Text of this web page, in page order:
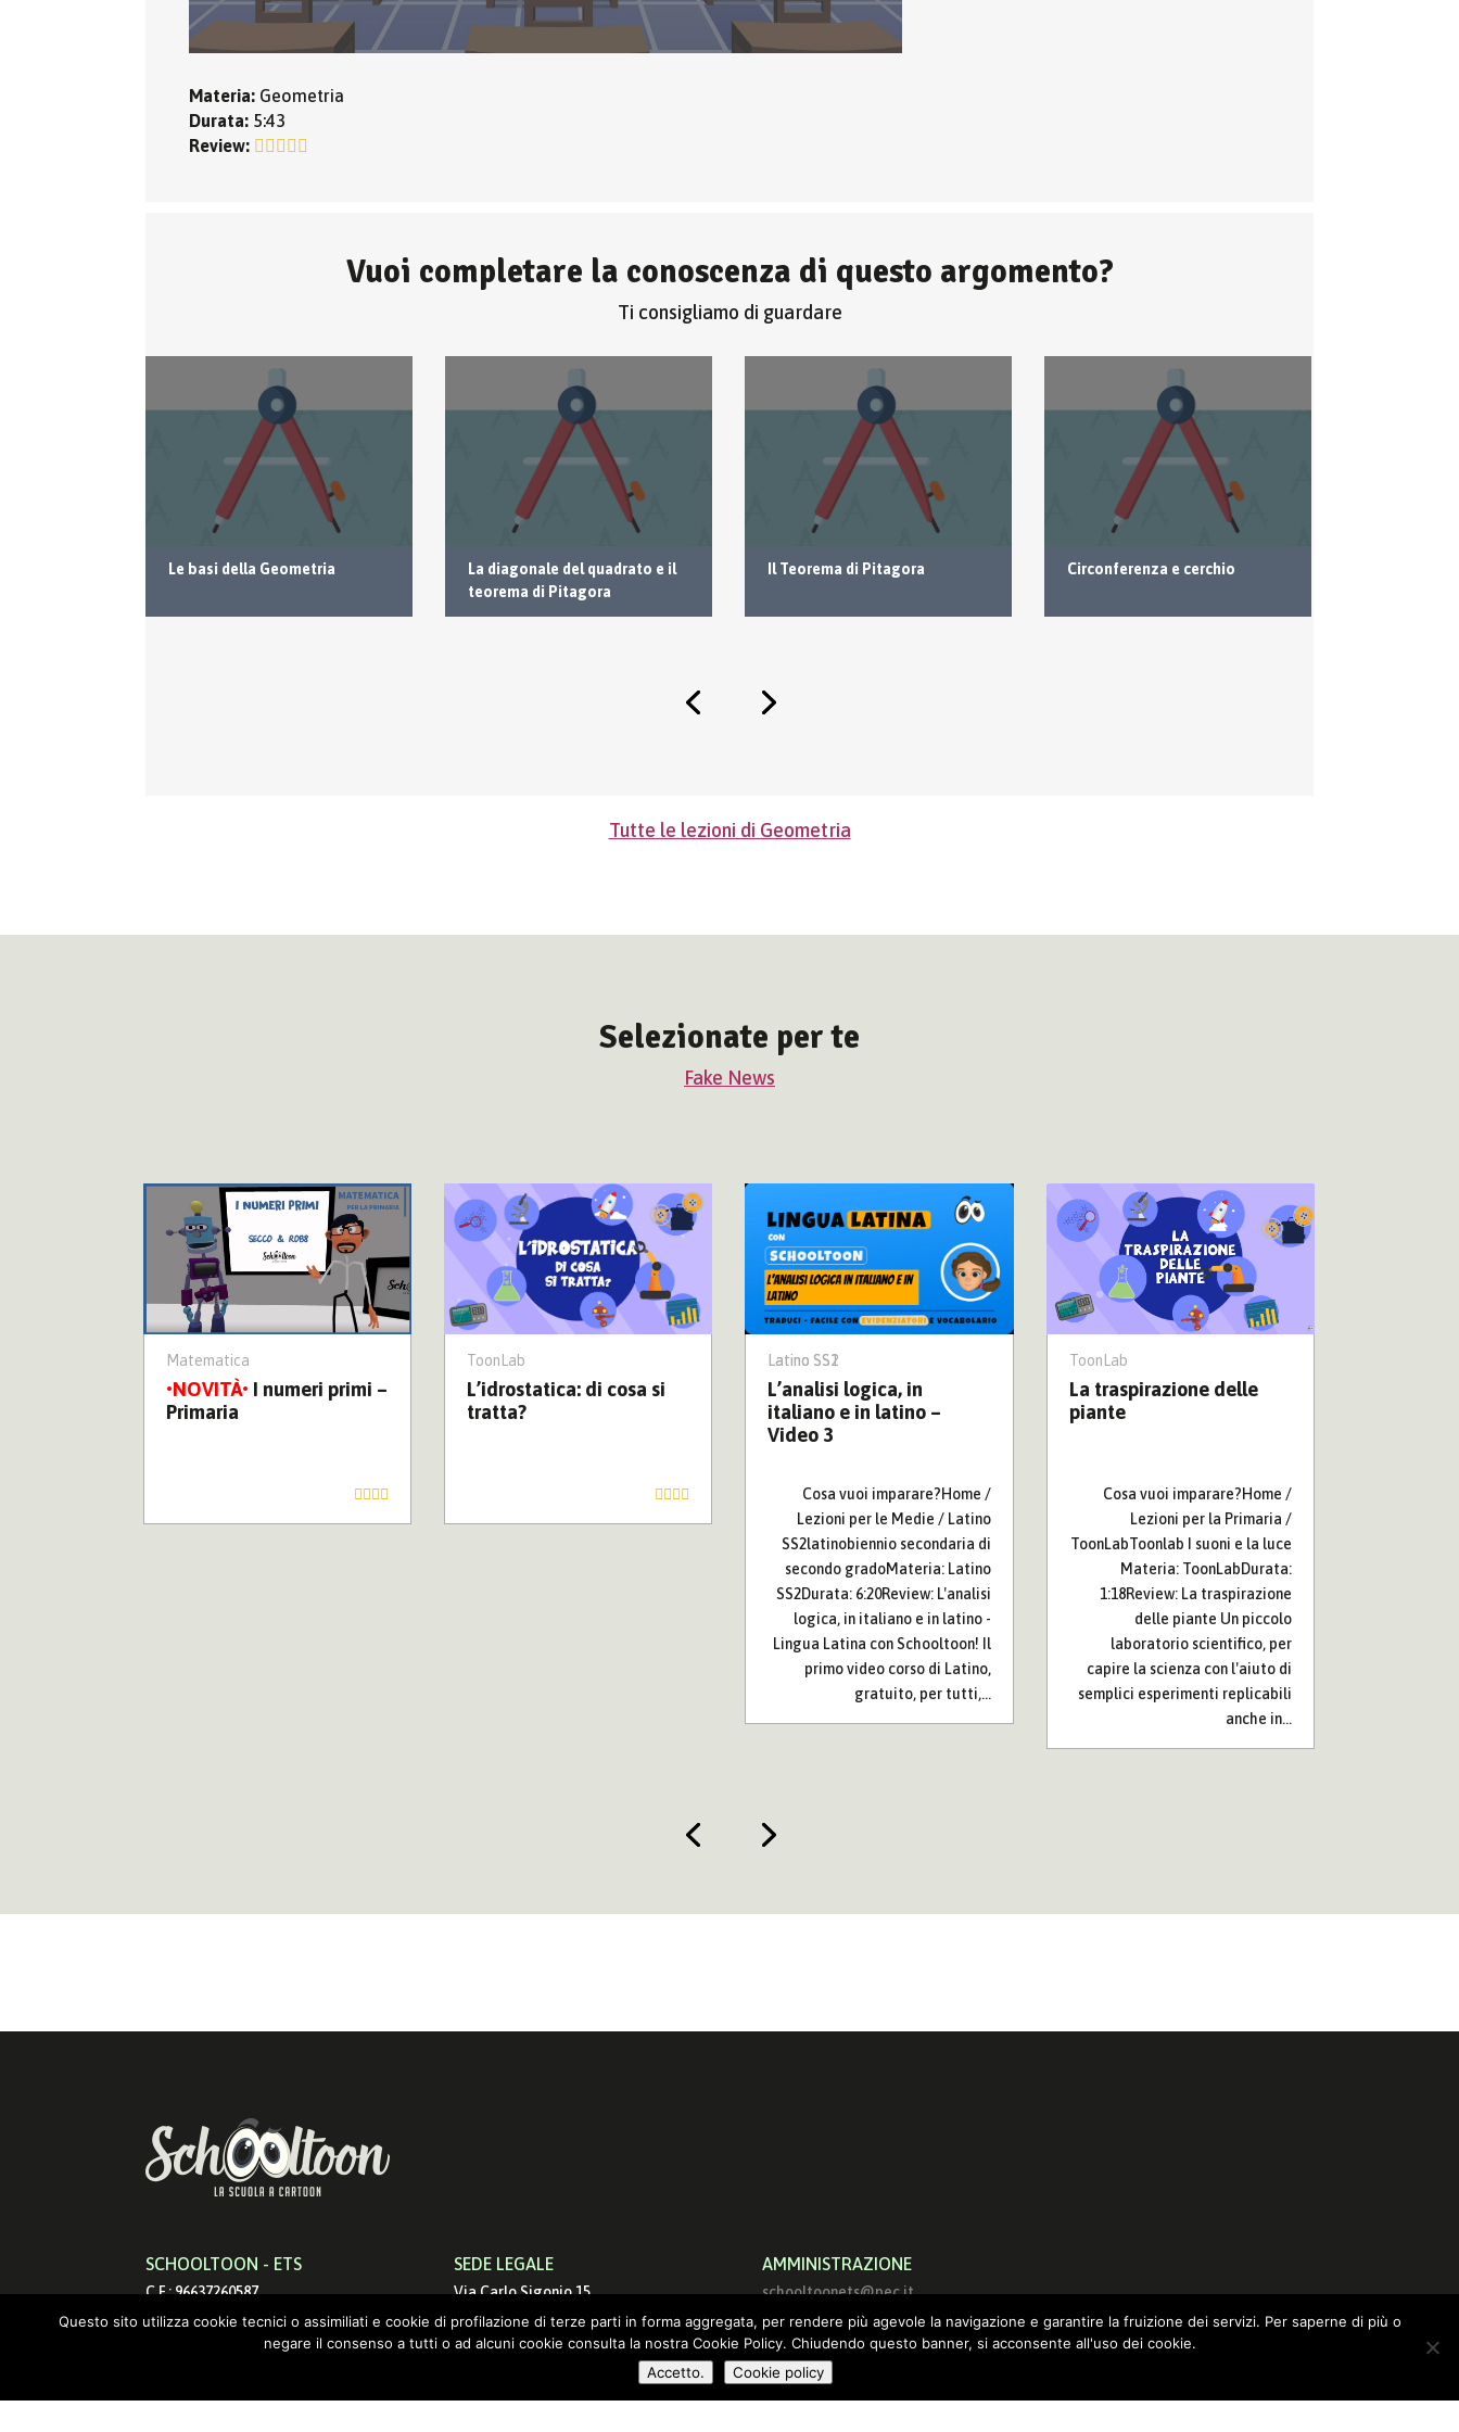
Materia: Geometria
Durata: 5:43
Review:
Vuoi completare la conoscenza di questo argomento?
Ti consigliamo di guardare
Le basi della Geometria
La diagonale del quadrato e il
teorema di Pitagora
Il Teorema di Pitagora Circonferenza e cerchio
Tutte le lezioni di Geometria
Selezionate per te
Fake News
I numeri primi –
Primaria
Matematica
L’idrostatica: di cosa si
tratta?
ToonLab
L’analisi logica, in
italiano e in latino –
Video 3
Latino SS1
Latino SS2
Cosa vuoi imparare?Home /
Lezioni per le Medie / Latino
SS2latinobiennio secondaria di
secondo gradoMateria: Latino
SS2Durata: 6:20Review: L'analisi
logica, in italiano e in latino -
Lingua Latina con Schooltoon! Il
primo video corso di Latino,
gratuito, per tutti,...
La traspirazione delle
piante
ToonLab
Cosa vuoi imparare?Home /
Lezioni per la Primaria /
ToonLabToonlab I suoni e la luce
Materia: ToonLabDurata:
1:18Review: La traspirazione
delle piante Un piccolo
laboratorio scientifico, per
capire la scienza con l'aiuto di
semplici esperimenti replicabili
anche in...
SCHOOLTOON - ETS
C.F.: 96637260587
info@schooltoon.com
SEDE LEGALE
Via Carlo Sigonio 15
00179 Roma
AMMINISTRAZIONE
schooltoonets@pec.it
info@schooltoon.com
Questo sito utilizza cookie tecnici o assimiliati e cookie di profilazione di terze parti in forma aggregata, per rendere più agevole la navigazione e garantire la fruizione dei servizi. Per saperne di più o
negare il consenso a tutti o ad alcuni cookie consulta la nostra Cookie Policy. Chiudendo questo banner, si acconsente all'uso dei cookie.
Accetto.
Cookie policy